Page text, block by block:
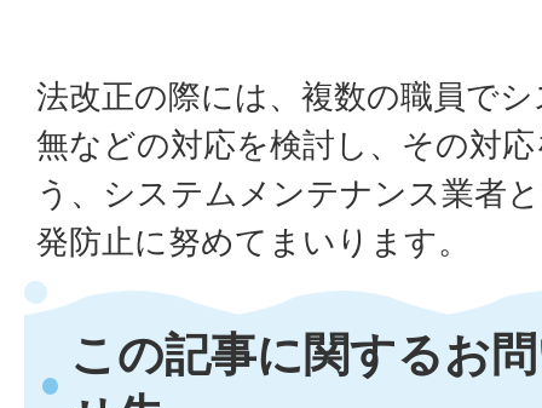
法改正の際には、複数の職員で
無などの対応を検討し、その対
う、システムメンテナンス業者
発防止に努めてまいります。
この記事に関するお